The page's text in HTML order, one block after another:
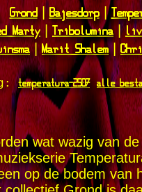
Grond|Bajesdorp|
Marty| Tribolumina|
|Marit Shalem|
temperatura-2507 alle
wat wazig van
op de bodem van